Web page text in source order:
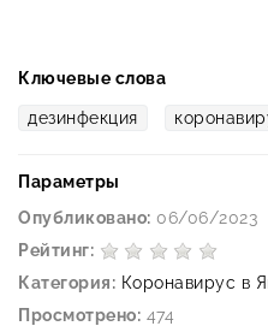
Ключевые слова
дезинфекция
Параметры
Опубликовано: 06/06/2023
Рейтинг:
Категория: Коронавирус в
Просмотрено: 474